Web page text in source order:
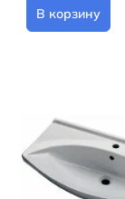
В корзину